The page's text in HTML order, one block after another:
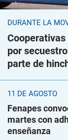
DURANTE LA
por
parte de
11 DE AGOSTO
Fenapes
martes con
enseñanza